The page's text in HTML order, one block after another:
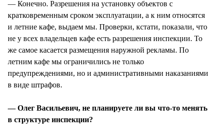
— Конечно. Разрешения на установку объектов с
кратковременным сроком эксплуатации, а к ним относятся
и летние кафе, выдаем мы. Проверки, кстати, показали, что
не у всех владельцев кафе есть разрешения инспекции. То
же самое касается размещения наружной рекламы. По
летним кафе мы ограничились не только
предупреждениями, но и административными наказаниями
в виде штрафов.
— Олег Васильевич, не планируете ли вы что-то менять
в структуре инспекции?